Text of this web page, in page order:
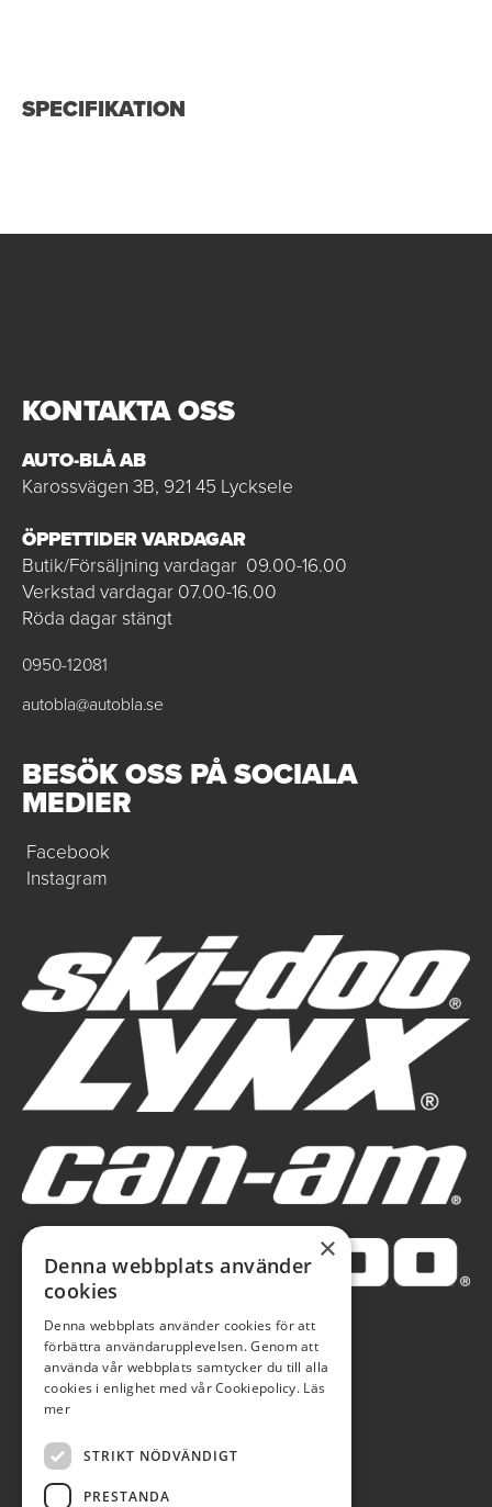
SPECIFIKATION
KONTAKTA OSS
AUTO-BLÅ AB
Karossvägen 3B, 921 45 Lycksele
ÖPPETTIDER VARDAGAR
Butik/Försäljning vardagar 09.00-16.00
Verkstad vardagar 07.00-16.00
Röda dagar stängt
0950-12081
autobla@autobla.se
BESÖK OSS PÅ SOCIALA
MEDIER
Facebook
Instagram
×
Denna webbplats använder
cookies
Denna webbplats använder cookies för att
förbättra användarupplevelsen. Genom att
använda vår webbplats samtycker du till alla
cookies i enlighet med vår Cookiepolicy. Läs
mer
STRIKT NÖDVÄNDIGT
PRESTANDA